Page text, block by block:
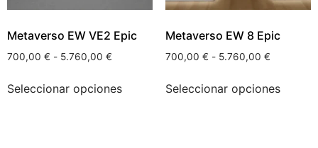
Metaverso EW VE2 Epic
700,00 € - 5.760,00 €
Seleccionar opciones
Metaverso EW 8 Epic
700,00 € - 5.760,00 €
Seleccionar opciones